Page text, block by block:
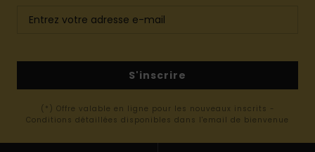
S'inscrire
(*) Offre valable en ligne pour les nouveaux inscrits -
Conditions détaillées disponibles dans l'email de bienvenue